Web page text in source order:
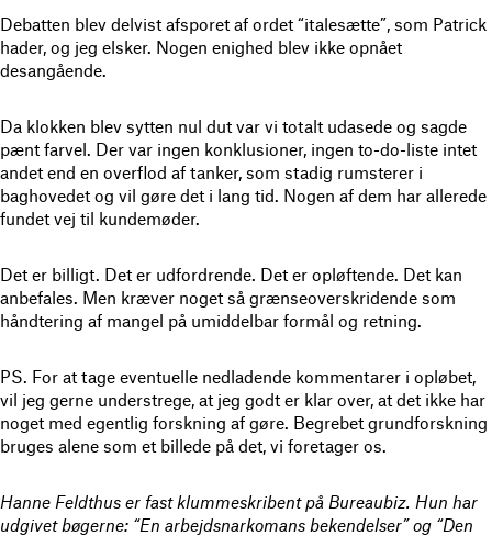
Debatten blev delvist afsporet af ordet “italesætte”, som Patrick
hader, og jeg elsker. Nogen enighed blev ikke opnået
desangående.
Da klokken blev sytten nul dut var vi totalt udasede og sagde
pænt farvel. Der var ingen konklusioner, ingen to-do-liste intet
andet end en overflod af tanker, som stadig rumsterer i
baghovedet og vil gøre det i lang tid. Nogen af dem har allerede
fundet vej til kundemøder.
Det er billigt. Det er udfordrende. Det er opløftende. Det kan
anbefales. Men kræver noget så grænseoverskridende som
håndtering af mangel på umiddelbar formål og retning.
PS. For at tage eventuelle nedladende kommentarer i opløbet,
vil jeg gerne understrege, at jeg godt er klar over, at det ikke har
noget med egentlig forskning af gøre. Begrebet grundforskning
bruges alene som et billede på det, vi foretager os.
Hanne Feldthus er fast klummeskribent på Bureaubiz. Hun har
udgivet bøgerne: “En arbejdsnarkomans bekendelser” og “Den